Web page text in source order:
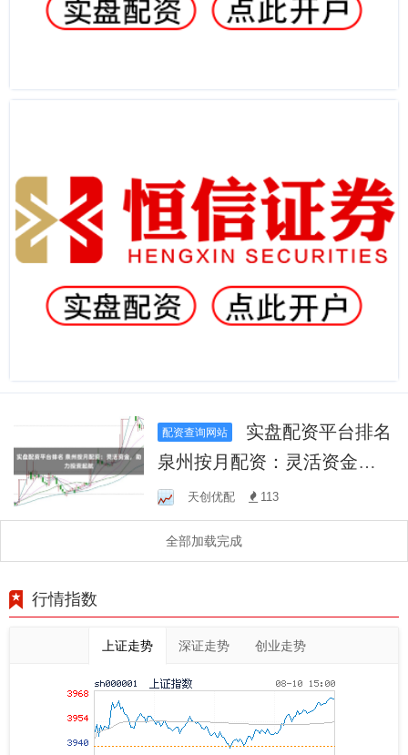
配资查询网站
泉州按月配资：灵活资金，
助力投资起航
天创优配 113
全部加载完成
行情指数
上证走势 深证走势 创业走势